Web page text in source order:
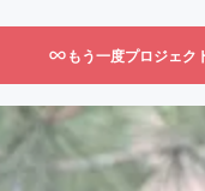
もう一度プロジェク